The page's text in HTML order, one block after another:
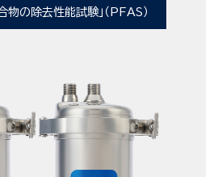
物の除去性能試験」（PFAS）